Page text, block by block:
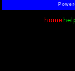
home